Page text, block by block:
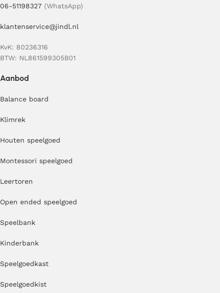
06-51198327 (WhatsApp)
klantenservice@jindl.nl
KvK: 80236316
BTW: NL861599305B01
Aanbod
Balance board
Klimrek
Houten speelgoed
Montessori speelgoed
Leertoren
Open ended speelgoed
Speelbank
Kinderbank
Speelgoedkast
Speelgoedkist